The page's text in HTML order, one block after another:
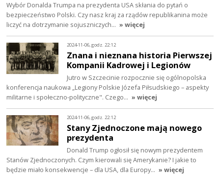
Wybór Donalda Trumpa na prezydenta USA skłania do pytań o
bezpieczeństwo Polski. Czy nasz kraj za rządów republikanina może
liczyć na dotrzymanie sojuszniczych… » więcej
2024-11-06, godz. 22:12
Znana i nieznana historia Pierwszej
Kompanii Kadrowej i Legionów
Jutro w Szczecinie rozpocznie się ogólnopolska
konferencja naukowa „Legiony Polskie Józefa Piłsudskiego – aspekty
militarne i społeczno-polityczne". Czego… » więcej
2024-11-06, godz. 22:12
Stany Zjednoczone mają nowego
prezydenta
Donald Trump ogłosił się nowym prezydentem
Stanów Zjednoczonych. Czym kierowali się Amerykanie? I jakie to
będzie miało konsekwencje – dla USA, dla Europy… » więcej